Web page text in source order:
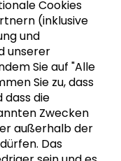
Cookies
(inklusive
und
unserer
Sie auf "Alle
Sie zu, dass
dass die
Zwecken
außerhalb der
Das